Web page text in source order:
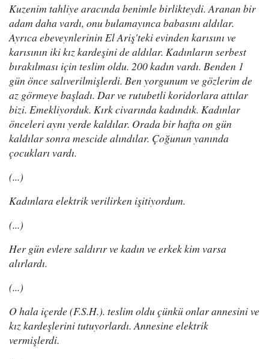
Kuzenim tahliye aracında benimle birlikteydi. Aranan bir
adam daha vardı, onu bulamayınca babasını aldılar.
Ayrıca ebeveynlerinin El Ariş'teki evinden karısını ve
karısının iki kız kardeşini de aldılar. Kadınların serbest
bırakılması için teslim oldu. 200 kadın vardı. Benden 1
gün önce salıverilmişlerdi. Ben yorgunum ve gözlerim de
az görmeye başladı. Dar ve rutubetli koridorlara attılar
bizi. Emekliyorduk. Kırk civarında kadındık. Kadınlar
önceleri aynı yerde kaldılar. Orada bir hafta on gün
kaldılar sonra mescide alındılar. Çoğunun yanında
çocukları vardı.
(...)
Kadınlara elektrik verilirken işitiyordum.
(...)
Her gün evlere saldırır ve kadın ve erkek kim varsa
alırlardı.
(...)
O hala içerde (F.S.H.). teslim oldu çünkü onlar annesini ve
kız kardeşlerini tutuyorlardı. Annesine elektrik
vermişlerdi.